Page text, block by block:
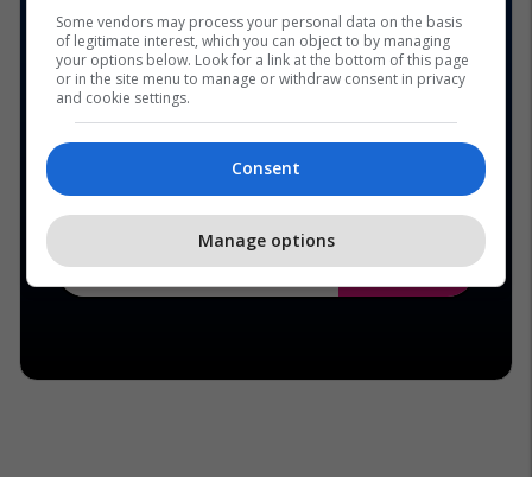
Some vendors may process your personal data on the basis
of legitimate interest, which you can object to by managing
your options below. Look for a link at the bottom of this page
or in the site menu to manage or withdraw consent in privacy
and cookie settings.
Consent
Manage options